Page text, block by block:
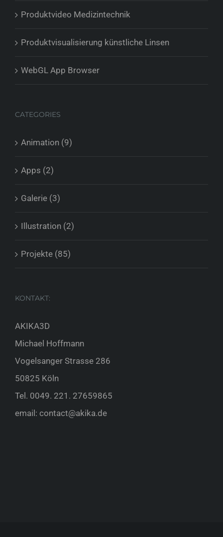
Produktvideo Medizintechnik
Produktvisualisierung künstliche Linsen
WebGL App Browser
CATEGORIES
Animation (9)
Apps (2)
Galerie (3)
Illustration (2)
Projekte (85)
KONTAKT:
AKIKA3D
Michael Hoffmann
Vogelsanger Strasse 286
50825 Köln
Tel. 0049. 221. 27659865
email: contact@akika.de